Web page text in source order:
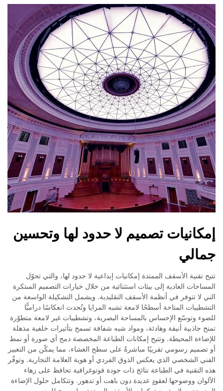
إمكانيات تصميم لا حدود لها وتحسين
جمالي
تتيح تقنية الأسقف الممتدة إمكانيات إبداعية لا حدود لها، والتي تحوّل
المساحات العادية إلى بيئات استثنائية من خلال خيارات التصميم المبتكرة
التي لا تتوفر في أنظمة الأسقف التقليدية. ويشمل التشكيلة الواسعة من
التشطيبات المتاحة أسطحًا لامعة تشبه المرايا وتُحدث انعكاسًا دراميًّا
للضوء وتوسّع الإحساس بالمساحة البصرية، وتشطيبات غير لامعة متطوّرة
تمنح جاذبية أنيقة وهادئة، ومواد شبه شفافة تسمح بتأثيرات خلفية مذهلة
للإضاءة المحيطة. وتتيح إمكانات الطباعة المخصصة دمج أي صورة أو نمط
أو تصميم رسومي تقريبًا مباشرةً على سطح الغشاء، مما يمكّن من التعبير
الفني الشخصي الذي يعكس الذوق الفردي أو هوية العلامة التجارية. وتوفّر
هذه التقنية في الطباعة نتائج ذات جودة فوتوغرافية تحافظ على زهاء
الألوان ووضوحها لعقودٍ عديدة دون باهت أو تدهور. وتتكامل حلول الإضاءة